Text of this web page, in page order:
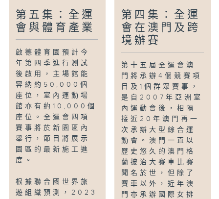
數據，及進一步普及公眾參予。
而殘特奧會方面，為期八日的賽事中，香港
將承辦四個競賽項目，分別是殘奧項目硬地
滾球、輪椅擊劍、乒乓球（TT11組）和特
奧項目乒乓球；以及一個大眾項目──輪椅
舞蹈。
行政長官李家超表示，四年一度的全運會是
國家最高水平和規模最大的綜合性運動會，
明年舉行的十五運會和殘特奧會將由粵港澳
三地共同承辦，是讓香港展現舉辦大型體育
活動實力的絕佳機會；這不但符合《粵港澳
大灣區發展規劃綱要》構築休閒灣區和塑造
健康灣區的目標，更為加強推動粵港澳大灣
區體育合作提供了寶貴機會。
第五集：全運
會與體育產業
啟德體育園預計今
年第四季進行測試
後啟用，主場館能
容納約50,000個
座位，室內運動場
館亦有約10,000個
座位。全運會四項
賽事將於新園區內
舉行，節目將展示
園區的最新施工進
度。
根據聯合國世界旅
遊組織預測，2023
第四集：全運
會在澳門及跨
境辦賽
第十五屆全運會澳
門將承辦4個競賽項
目及1個群眾賽事，
是自2007年亞洲室
內運動會後，相隔
接近20年澳門再一
次承辦大型綜合運
動會。澳門一直以
歷史悠久的澳門格
蘭披治大賽車比賽
聞名於世，但除了
賽車以外，近年澳
門亦承辦國際女排